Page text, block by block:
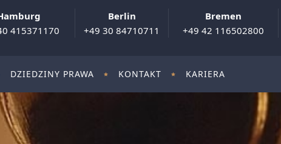
415371170
Berlin
+49 30 84710711
Bremen
+49 42 116502800
DZIEDZINY PRAWA KONTAKT KARIERA